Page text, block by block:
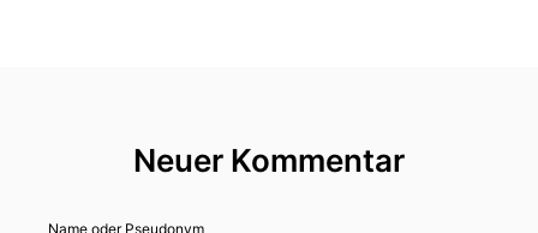
Neuer Kommentar
Name oder Pseudonym